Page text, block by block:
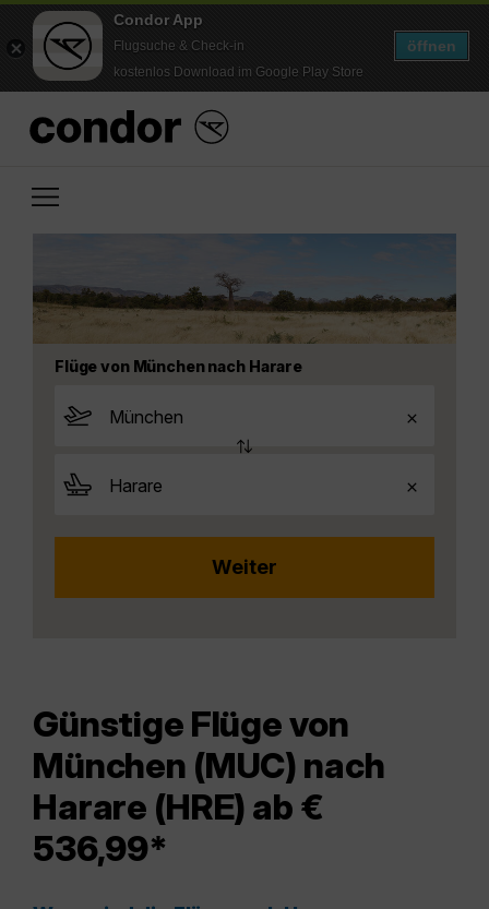
Condor App
Flugsuche & Check-in
kostenlos Download im Google Play Store
öffnen
Flüge von München nach Harare
Günstige Flüge von
München (MUC) nach
Harare (HRE) ab €
536,99*